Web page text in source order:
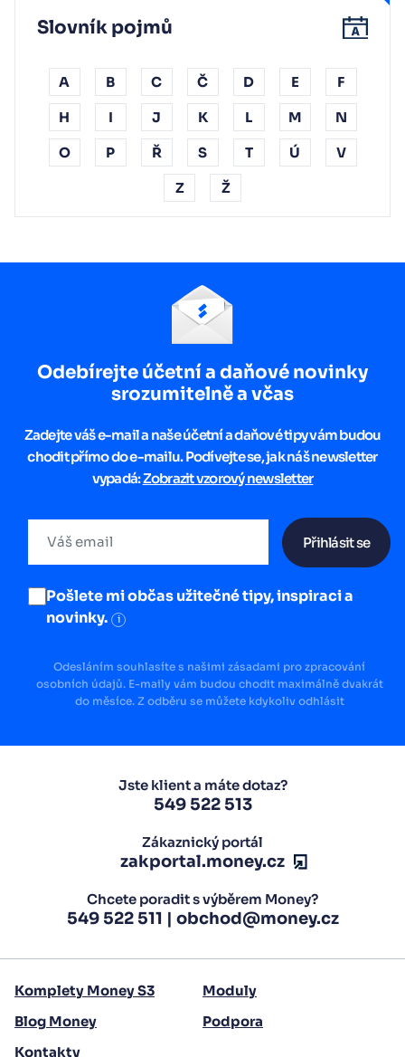
Slovník pojmů
A B C Č D E F
H I J K L M N
O P Ř S T Ú V
Z Ž
Odebírejte účetní a daňové novinky
srozumitelně a včas
Zadejte váš e-mail a naše účetní a daňové tipy vám budou
chodit přímo do e-mailu. Podívejte se, jak náš newsletter
vypadá:Zobrazit vzorový newsletter
Přihlásit se
Pošlete mi občas užitečné tipy, inspiraci a
novinky.
i
Odesláním souhlasíte s našimi zásadami pro zpracování
osobních údajů. E-maily vám budou chodit maximálně dvakrát
do měsíce. Z odběru se můžete kdykoliv odhlásit
Jste klient a máte dotaz?
549 522 513
Zákaznický portál
zakportal.money.cz
Chcete poradit s výběrem Money?
549 522 511 | obchod@money.cz
Komplety Money S3
Moduly
Blog Money
Podpora
Kontakty